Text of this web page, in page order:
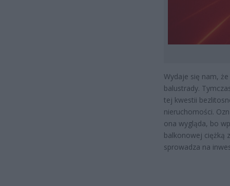
Wydaje się nam,
balustrady.
tej kwestii
nieruchomości.
ona wygląda, bo
balkonowej ciężką
sprowadza na